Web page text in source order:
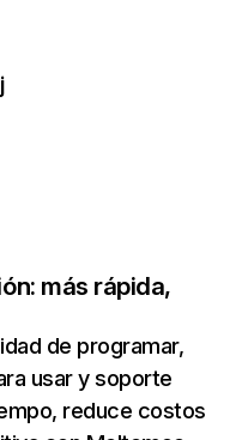
más rápida,
de programar,
usar y soporte
reduce costos